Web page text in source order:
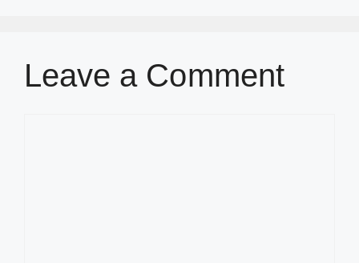
Leave a Comment